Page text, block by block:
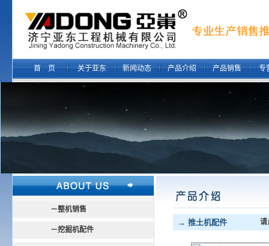
首 页 关于亚东 新闻动态 产品介绍 产品销售 专
－整机销售
－挖掘机配件
→ 推土机配件 请